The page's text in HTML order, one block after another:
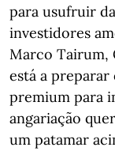
para usufruir
investidores
Marco Tairum,
está a
premium para
angariação
um patamar